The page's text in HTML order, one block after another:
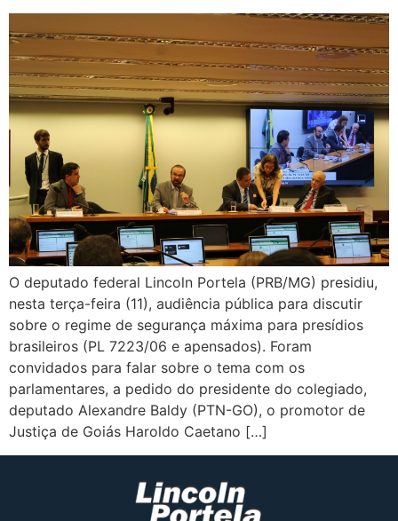
O deputado federal Lincoln Portela (PRB/MG) presidiu,
nesta terça-feira (11), audiência pública para discutir
sobre o regime de segurança máxima para presídios
brasileiros (PL 7223/06 e apensados). Foram
convidados para falar sobre o tema com os
parlamentares, a pedido do presidente do colegiado,
deputado Alexandre Baldy (PTN-GO), o promotor de
Justiça de Goiás Haroldo Caetano […]